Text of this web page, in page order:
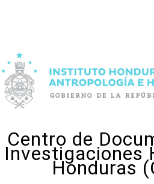
Centro de
Investigaciones
Honduras